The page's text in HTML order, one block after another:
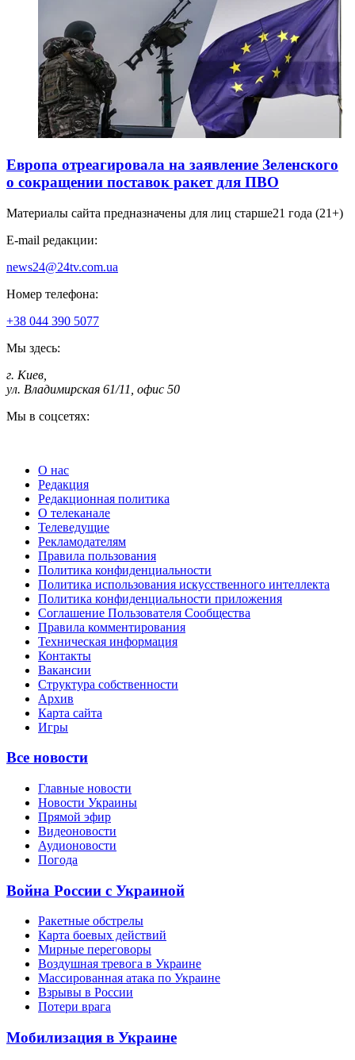
Европа отреагировала на заявление Зеленского
о сокращении поставок ракет для ПВО
Материалы сайта предназначены для лиц старше21 года (21+)
E-mail редакции:
news24@24tv.com.ua
Номер телефона:
+38 044 390 5077
Мы здесь:
г. Киев
ул. Владимирская 61/11, офис 50
Мы в соцсетях:
О нас
Редакция
Редакционная политика
О телеканале
Телеведущие
Рекламодателям
Правила пользования
Политика конфиденциальности
Политика использования искусственного интеллекта
Политика конфиденциальности приложения
Соглашение Пользователя Сообщества
Правила комментирования
Техническая информация
Контакты
Вакансии
Структура собственности
Архив
Карта сайта
Игры
Все новости
Главные новости
Новости Украины
Прямой эфир
Видеоновости
Аудионовости
Погода
Война России с Украиной
Ракетные обстрелы
Карта боевых действий
Мирные переговоры
Воздушная тревога в Украине
Массированная атака по Украине
Взрывы в России
Потери врага
Мобилизация в Украине